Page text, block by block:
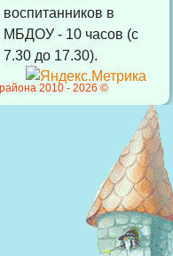
воспитанников в
МБДОУ - 10 часов (с
7.30 до 17.30).
2010 - 2026 ©